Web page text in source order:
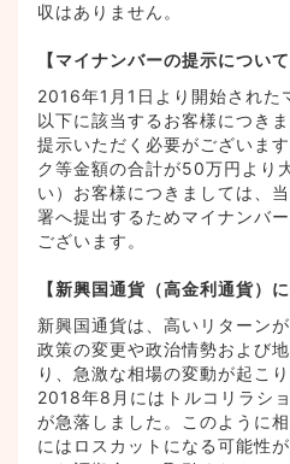
収はありません。
【マイナンバーの提示について
2016年1月1日より開始された
以下に該当するお客様につき
提示いただく必要がございま
ク等金額の合計が50万円より
い）お客様につきましては、
署へ提出するためマイナンバ
ございます。
【新興国通貨（高金利通貨）
新興国通貨は、高いリターン
政策の変更や政治情勢および
り、急激な相場の変動が起こ
2018年8月にはトルコリラシ
が急落しました。このように
にはロスカットになる可能性